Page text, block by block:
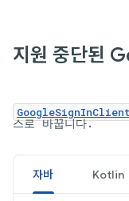
지원 중단된
스로 바꿉니다.
자바 Kotlin